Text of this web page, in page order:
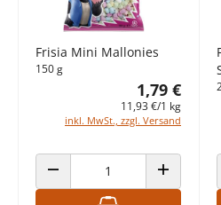
Frisia Mini Mallonies
150 g
1,79 €
11,93 €/1 kg
inkl. MwSt., zzgl. Versand
ANZAHL VERRINGERN ANZAHL